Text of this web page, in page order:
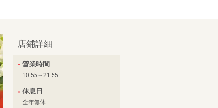
店鋪詳細
營業時間
10:55～21:55
休息日
全年無休